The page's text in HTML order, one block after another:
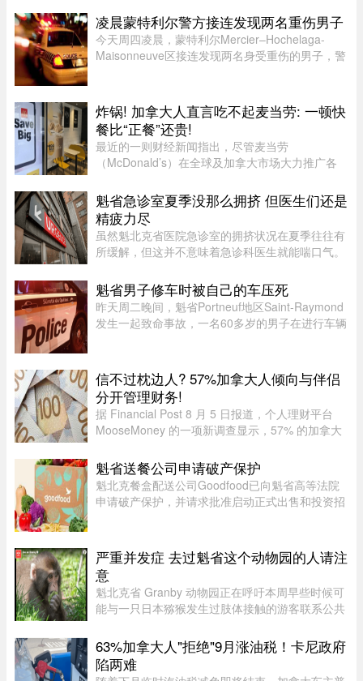
西捷航空周一在官网公布的薪酬资料，该公司机舱
服务员薪酬为每个「薪酬工时 ...
凌晨蒙特利尔警方接连发现两名重伤男子
今天周四凌晨，蒙特利尔Mercier–Hochelaga-
Maisonneuve区接连发现两名身受重伤的男子，警
因，也不确定是否涉及武器。警方发言人Flor ...
炸锅! 加拿大人直言吃不起麦当劳: 一顿快
餐比“正餐”还贵!
最近的一则财经新闻指出，尽管麦当劳
（McDonald’s）在全球及加拿大市场大力推广各
度依然出现了明显的放缓。图片来源：Global
News这一现象在加拿大知名社区论坛 r/ ...
魁省急诊室夏季没那么拥挤 但医生们还是
精疲力尽
虽然魁北克省医院急诊室的拥挤状况在夏季往往有
所缓解，但这并不意味着急诊科医生就能喘口气。
Couture 医生指出，近年来急诊医生的工作负担不
断加重，我们再也无法沿用“ ...
魁省男子修车时被自己的车压死
昨天周二晚间，魁省Portneuf地区Saint-Raymond
发生一起致命事故，一名60多岁的男子在进行车辆
Raymond的rang Sainte-Croix，当时一名 ...
信不过枕边人? 57%加拿大人倾向与伴侣
分开管理财务!
据 Financial Post 8 月 5 日报道，个人理财平台
MooseMoney 的一项新调查显示，57% 的加拿大
调查于 6 月收集了 639 名加拿大成年人的反馈，
发现在稳定关系中，最受欢 ...
魁省送餐公司申请破产保护
魁北克餐盒配送公司Goodfood已向魁省高等法院
申请破产保护，并请求批准启动正式出售和投资招
Chabot Inc.担任监督机构。此 ...
严重并发症 去过魁省这个动物园的人请注
意
魁北克省 Granby 动物园正在呼吁本周早些时候可
能与一只日本猕猴发生过肢体接触的游客联系公共
伤。猕猴可能会携带 B 型疱疹病毒（Herpes B
virus）。这种病毒在人体内极 ...
63%加拿大人"拒绝"9月涨油税！卡尼政府
陷两难